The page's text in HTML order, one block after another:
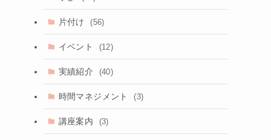
片付け (56)
イベント (12)
実績紹介 (40)
時間マネジメント (3)
講座案内 (3)